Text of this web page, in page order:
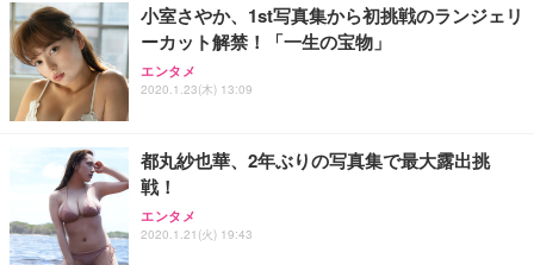
小室さやか、1st写真集から初挑戦のランジェリ
ーカット解禁！「一生の宝物」
エンタメ
2020.1.23(木) 13:09
都丸紗也華、2年ぶりの写真集で最大露出挑
戦！
エンタメ
2020.1.21(火) 19:43